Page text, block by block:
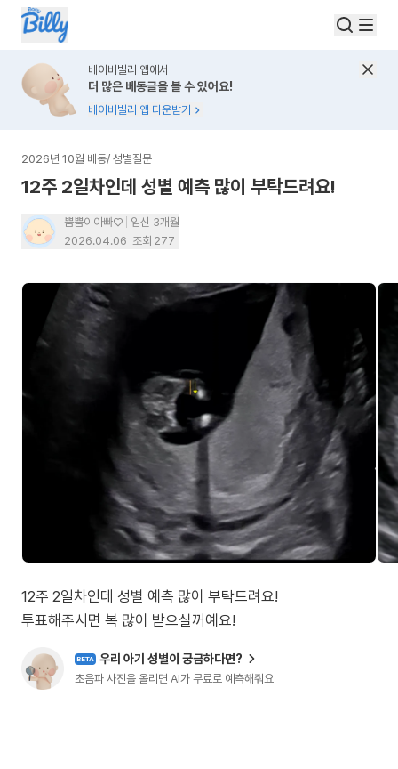
베이비빌리 앱에서
더 많은 베동글을 볼 수 있어요!
베이비빌리 앱 다운받기
2026년 10월 베동/ 성별질문
12주 2일차인데 성별 예측 많이 부탁드려요!
뿜뿜이아빠♡
임신 3개월
2026.04.06 조회 277
12주 2일차인데 성별 예측 많이 부탁드려요!
투표해주시면 복 많이 받으실꺼예요!
BETA 우리 아기 성별이 궁금하다면?
초음파 사진을 올리면 AI가 무료로 예측해줘요